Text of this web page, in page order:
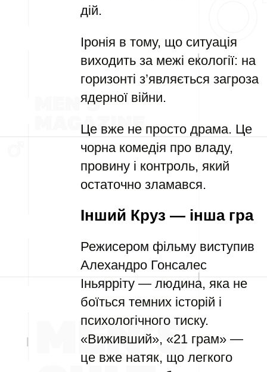
дій.
Іронія в тому, що ситуація
виходить за межі екології: на
горизонті з’являється загроза
ядерної війни.
Це вже не просто драма. Це
чорна комедія про владу,
провину і контроль, який
остаточно зламався.
Інший Круз — інша гра
Режисером фільму виступив
Алехандро Гонсалес
Іньярріту — людина, яка не
боїться темних історій і
психологічного тиску.
«Виживший», «21 грам» —
це вже натяк, що легкого